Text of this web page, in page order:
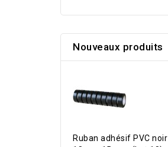
Nouveaux produits
Ruban adhésif PVC noir